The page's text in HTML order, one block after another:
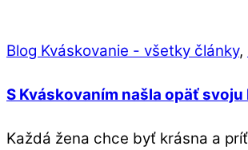
Blog Kváskovanie - všetky články,
S Kváskovaním našla opäť svoju
Každá žena chce byť krásna a